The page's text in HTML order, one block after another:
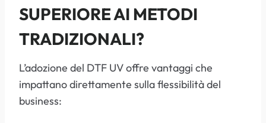
SUPERIORE AI METODI
TRADIZIONALI?
L’adozione del DTF UV offre vantaggi che
impattano direttamente sulla flessibilità del
business: